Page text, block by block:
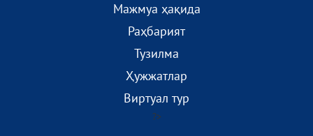
Мажмуа ҳақида
Раҳбарият
Тузилма
Ҳужжатлар
Виртуал тур
?>